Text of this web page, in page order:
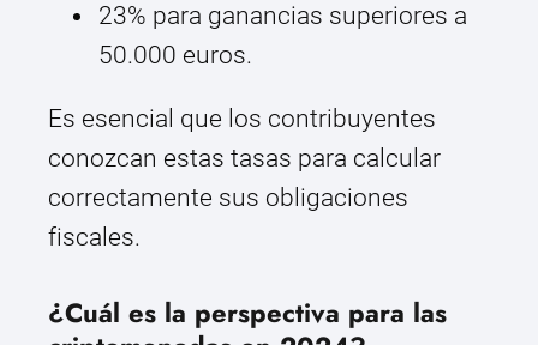
23% para ganancias superiores a
50.000 euros.
Es esencial que los contribuyentes
conozcan estas tasas para calcular
correctamente sus obligaciones
fiscales.
¿Cuál es la perspectiva para las